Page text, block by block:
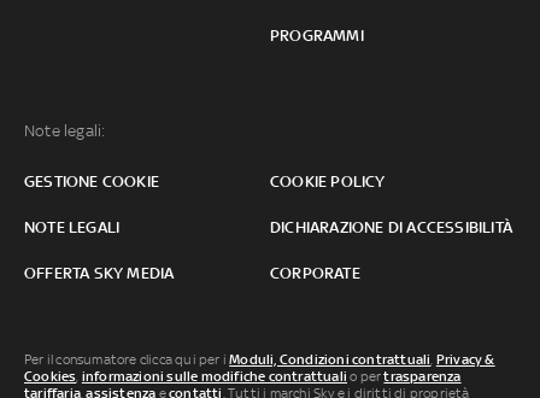
PROGRAMMI
Note legali:
GESTIONE COOKIE COOKIE POLICY
NOTE LEGALI DICHIARAZIONE DI ACCESSIBILITÀ
OFFERTA SKY MEDIA CORPORATE
Per il consumatore clicca qui per iModuli, Condizioni contrattuali Privacy &
Cookies informazioni sulle modifiche contrattuali o pertrasparenza
tariffaria ,assistenza econtatti . Tutti i marchi Sky e i diritti di proprietà